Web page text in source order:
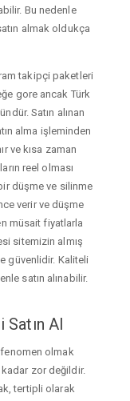
Bu nedenle
almak oldukça
takipçi paketleri
gore ancak Türk
Satın alınan
alma işleminden
ve kısa zaman
reel olması
düşme ve silinme
verir ve düşme
müsait fiyatlarla
sitemizin almış
güvenlidir. Kaliteli
satın alınabilir.
Satın Al
fenomen olmak
zor değildir.
tertipli olarak